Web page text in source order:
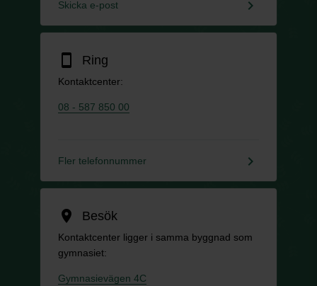
Skicka e-post keyboard_arrow_right
smartphone Ring
Kontaktcenter:
08 - 587 850 00
Fler telefonnummer keyboard_arrow_right
location_on Besök
Kontaktcenter ligger i samma byggnad som
gymnasiet:
Gymnasievägen 4C